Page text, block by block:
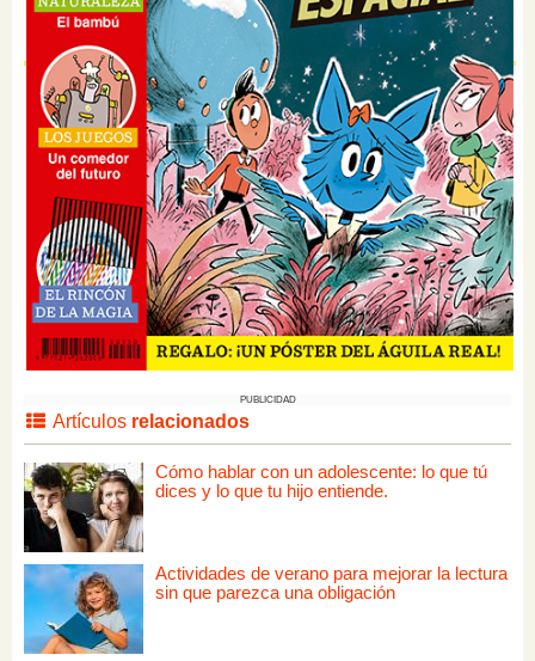
PUBLICIDAD
Artículos relacionados
Cómo hablar con un adolescente: lo que tú
dices y lo que tu hijo entiende.
Actividades de verano para mejorar la lectura
sin que parezca una obligación